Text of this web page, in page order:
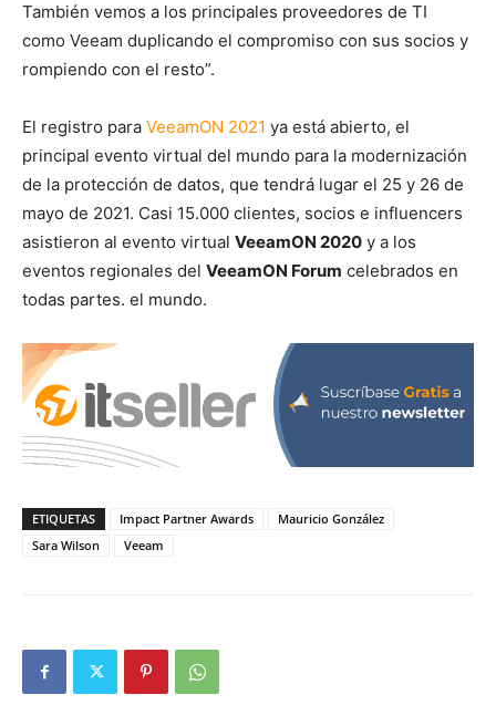
También vemos a los principales proveedores de TI
como Veeam duplicando el compromiso con sus socios y
rompiendo con el resto”.
El registro para VeeamON 2021 ya está abierto, el
principal evento virtual del mundo para la modernización
de la protección de datos, que tendrá lugar el 25 y 26 de
mayo de 2021. Casi 15.000 clientes, socios e influencers
asistieron al evento virtual VeeamON 2020 y a los
eventos regionales del VeeamON Forum celebrados en
todas partes. el mundo.
ETIQUETAS Impact Partner Awards
Mauricio González
Sara Wilson
Veeam